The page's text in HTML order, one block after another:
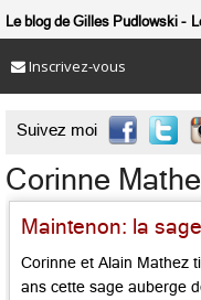
Le blog de Gilles Pudlowski
Inscrivez-vous
Suivez moi
Corinne
Maintenon: la
Corinne et Alain Mathez
ans cette sage auberge